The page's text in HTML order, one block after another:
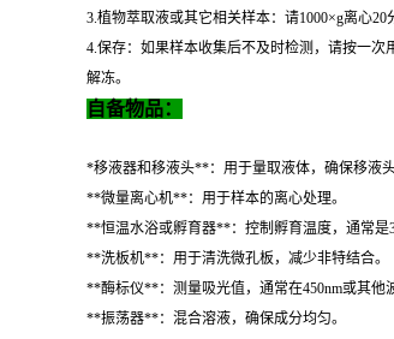
3.植物萃取液或其它相关样本：请1000×g离心20
4.保存：如果样本收集后不及时检测，请按一
解冻。
自备物品：
*移液器和移液头**：用于量取液体，确保移液
**微量离心机**：用于样本的离心处理。
**恒温水浴或孵育器**：控制孵育温度，通常是
**洗板机**：用于清洗微孔板，减少非特结合。
**酶标仪**：测量吸光值，通常在450nm或其他
**振荡器**：混合溶液，确保成分均匀。